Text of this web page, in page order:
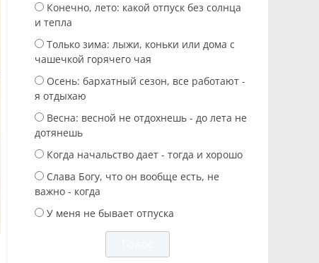
Конечно, лето: какой отпуск без солнца
и тепла
Только зима: лыжи, коньки или дома с
чашечкой горячего чая
Осень: бархатный сезон, все работают -
я отдыхаю
Весна: весной не отдохнешь - до лета не
дотянешь
Когда начальство дает - тогда и хорошо
Слава Богу, что он вообще есть, не
важно - когда
У меня не бывает отпуска